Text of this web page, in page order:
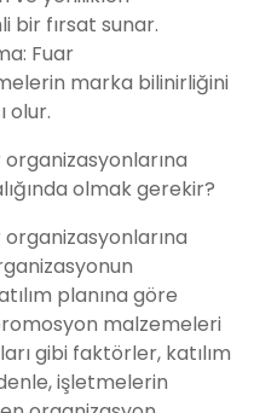
bir fırsat sunar.
Fuar
marka bilinirliğini
olur.
olmak gerekir?
planına göre
malzemeleri
gibi faktörler, katılım
işletmelerin